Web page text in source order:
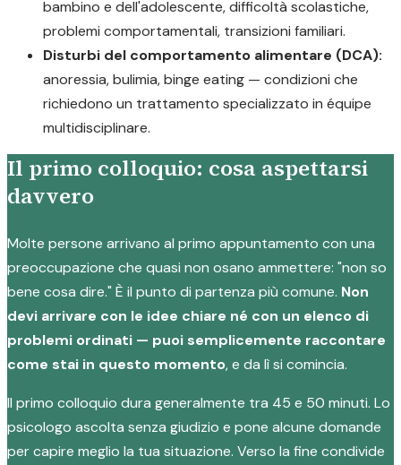
bambino e dell'adolescente, difficoltà scolastiche,
problemi comportamentali, transizioni familiari.
Disturbi del comportamento alimentare (DCA):
anoressia, bulimia, binge eating — condizioni che
richiedono un trattamento specializzato in équipe
multidisciplinare.
Il primo colloquio: cosa aspettarsi
davvero
Molte persone arrivano al primo appuntamento con una
preoccupazione che quasi non osano ammettere: "non so
bene cosa dire." È il punto di partenza più comune. Non
devi arrivare con le idee chiare né con un elenco di
problemi ordinati — puoi semplicemente raccontare
come stai in questo momento, e da lì si comincia.
Il primo colloquio dura generalmente tra 45 e 50 minuti. Lo
psicologo ascolta senza giudizio e pone alcune domande
per capire meglio la tua situazione. Verso la fine condivide